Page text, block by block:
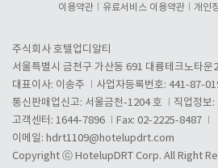
이용약관 유료서비스 이용약관 개인
주식회사 호텔업디알티
서울특별시 금천구 가산동 691 대륭테크노타운
대표이사: 이송주
사업자등록번호: 441-87-
통신판매업신고: 서울금천-1204 호
직업정보
고객센터: 1644-7896
Fax: 02-2225-8487
이메일: hdrt1109@hotelupdrt.com
Copyright ⓒ HotelupDRT Corp. All Right